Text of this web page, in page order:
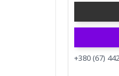
+380 (67)